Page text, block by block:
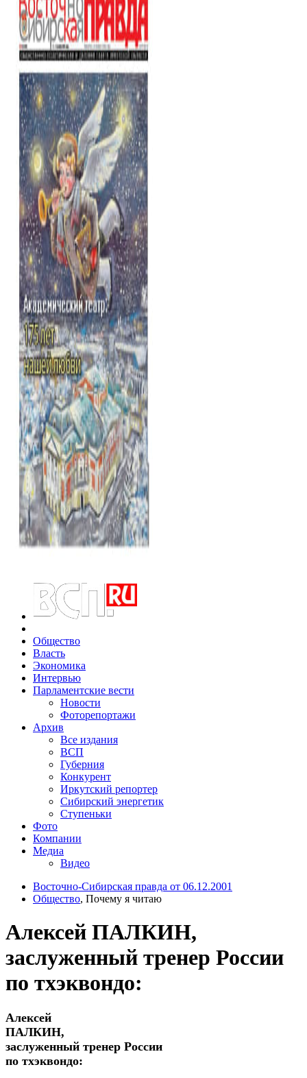
Общество
Власть
Экономика
Интервью
Парламентские вести
Новости
Фоторепортажи
Архив
Все издания
ВСП
Губерния
Конкурент
Иркутский репортер
Сибирский энергетик
Ступеньки
Фото
Компании
Медиа
Видео
Восточно-Сибирская правда от 06.12.2001
Общество, Почему я читаю
Алексей ПАЛКИН,
заслуженный тренер России
по тхэквондо:
Алексей
ПАЛКИН,
заслуженный тренер России
по тхэквондо: